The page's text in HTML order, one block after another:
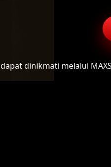
dapat dinikmati melalui